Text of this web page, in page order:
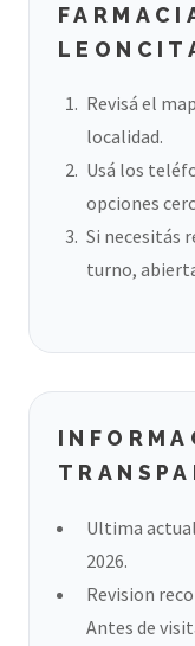
Revisá el
localidad.
Usá los
opciones
Si necesitás
turno,
Ultima
2026.
Revision
Antes de